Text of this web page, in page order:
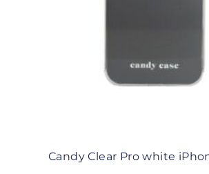
Candy Clear Pro white